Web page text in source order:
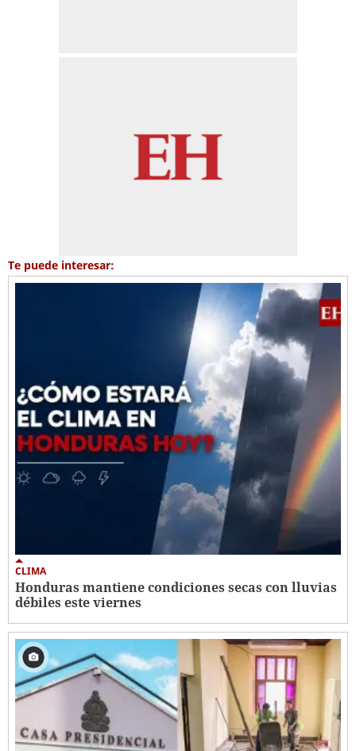
Te puede interesar:
CLIMA
Honduras mantiene condiciones secas con lluvias
débiles este viernes